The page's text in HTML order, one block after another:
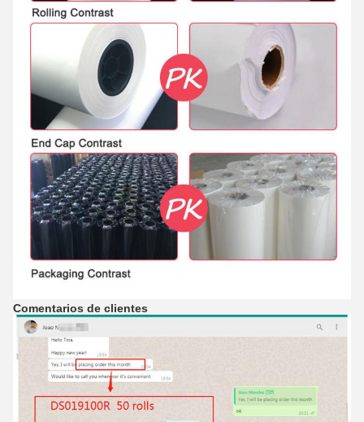
Comentarios de clientes